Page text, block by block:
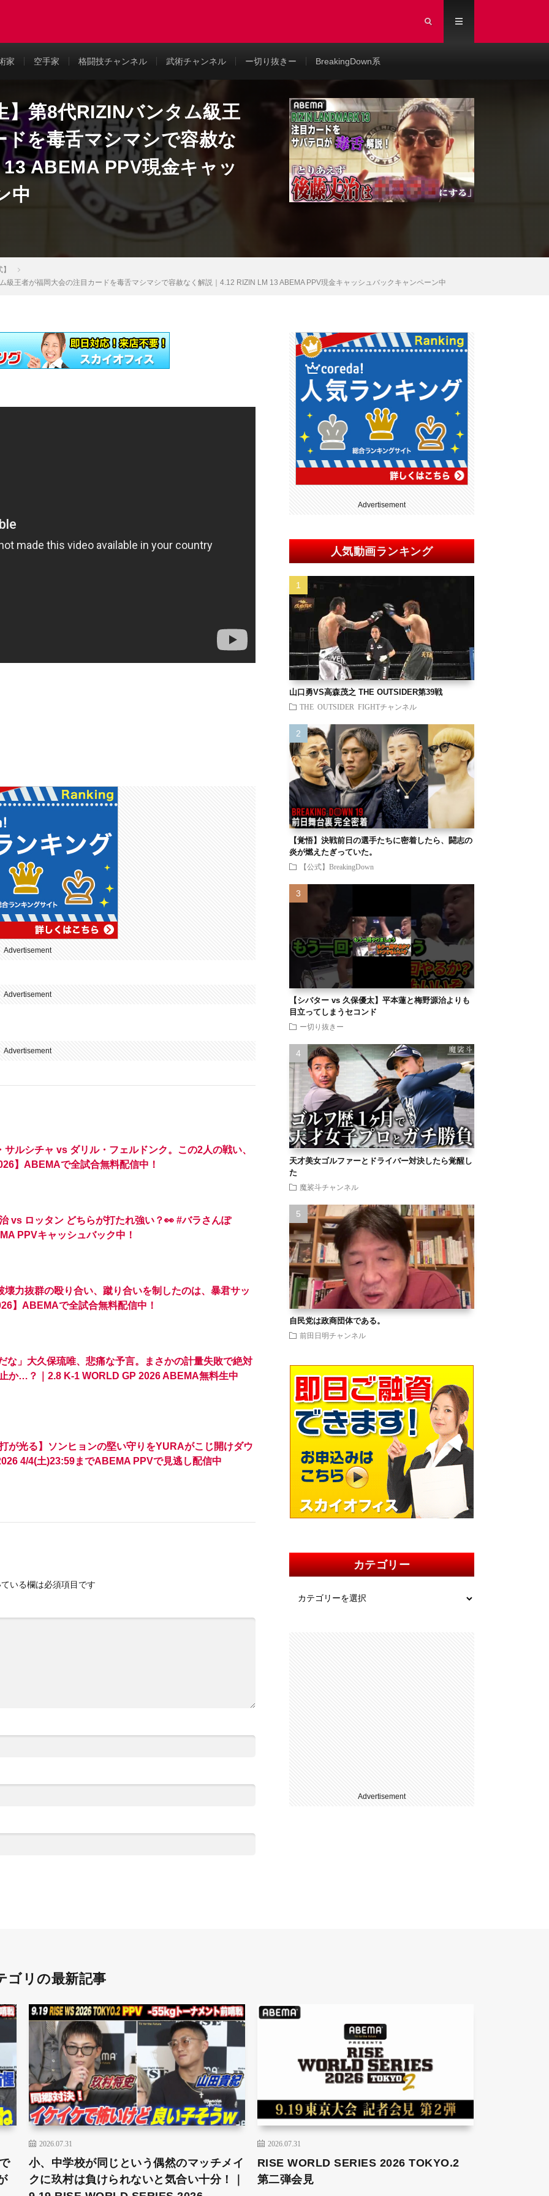
家 空手家 格闘技チャンネル 武術チャンネル ー切り抜きー BreakingDown系
】第8代RIZINバンタム級王
を毒舌マシマシで容赦な
ABEMA PPV現金キャッ
中
級王者が福岡大会の注目カードを毒舌マシマシで容赦なく解説｜4.12 RIZIN LM 13 ABEMA PPV現金キャッシュバックキャンペーン中
Advertisement
Advertisement
Advertisement
ルシチャ vs ダリル・フェルドンク。この2人の戦い、
】ABEMAで全試合無料配信中！
vs ロッタン どちらが打たれ強い？👀 #バラさんぽ
PPVキャッシュバック中！
力抜群の殴り合い、蹴り合いを制したのは、暴君サッ
】ABEMAで全試合無料配信中！
な」大久保琉唯、悲痛な予言。まさかの計量失敗で絶対
か…？｜2.8 K-1 WORLD GP 2026 ABEMA無料生中
が光る】ソンヒョンの堅い守りをYURAがこじ開けダウ
4/4(土)23:59までABEMA PPVで見逃し配信中
いる欄は必須項目です
Advertisement
人気動画ランキング
山口勇VS高森茂之 THE OUTSIDER第39戦
THE OUTSIDER FIGHTチャンネル
【覚悟】決戦前日の選手たちに密着したら、闘志の
炎が燃えたぎっていた。
【公式】BreakingDown
【シバター vs 久保優太】平本蓮と梅野源治よりも
目立ってしまうセコンド
ー切り抜きー
天才美女ゴルファーとドライバー対決したら覚醒し
た
魔裟斗チャンネル
自民党は政商団体である。
前田日明チャンネル
カテゴリー
Advertisement
ゴリの最新記事
2026.07.31
小、中学校が同じという偶然のマッチメイ
クに玖村は負けられないと気合い十分！｜
2026.07.31
RISE WORLD SERIES 2026 TOKYO.2
第二弾会見